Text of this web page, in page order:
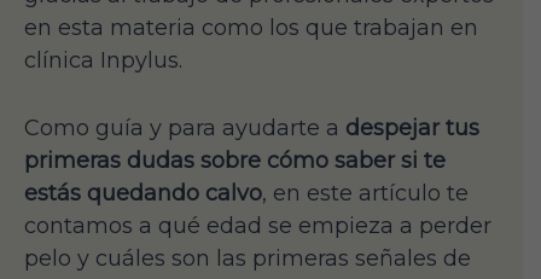
en esta materia como los que trabajan en
clínica Inpylus.
Como guía y para ayudarte a despejar tus
primeras dudas sobre cómo saber si te
estás quedando calvo, en este artículo te
contamos a qué edad se empieza a perder
pelo y cuáles son las primeras señales de